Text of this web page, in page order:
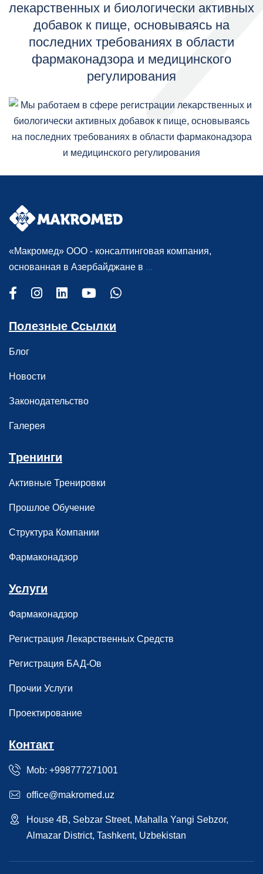
лекарственных и биологически активных
добавок к пище, основываясь на
последних требованиях в области
фармаконадзора и медицинского
регулирования
«Макромед» ООО - консалтинговая компания,
основанная в Азербайджане в ...
Полезные Ссылки
Блог
Новости
Законодательство
Галерея
Tренинги
Активные Тренировки
Прошлое Обучение
Структура Компании
Фармаконадзор
Услуги
Фармаконадзор
Регистрация Лекарственных Средств
Регистрация БАД-Ов
Прочии Услуги
Проектирование
Контакт
Mob: +998777271001
office@makromed.uz
House 4B, Sebzar Street, Mahalla Yangi Sebzor,
Almazar District, Tashkent, Uzbekistan